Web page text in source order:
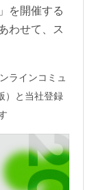
を開催する
わせて、ス
ラインコミュ
）と当社登録